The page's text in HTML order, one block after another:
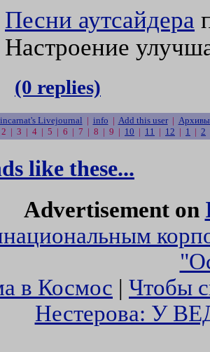
Песни аутсайдера
Настроение
(0 replies)
Livejournal | info | Add this user|
2 | 3 | 4 | 5 | 6 | 7 | 8 | 9 | 10 | 11 | 12 | 1 | 2
like these...
Advertisement on
в Космос | Чтобы
Нестерова: У